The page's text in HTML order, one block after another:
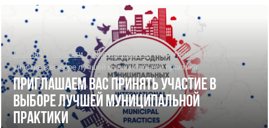
Главная Новости / Прочие новости / Приглашаем Вас принять
участие в выборе лучшей муниципальной практики
Приглашаем Вас принять участие в
выборе лучшей муниципальной
практики